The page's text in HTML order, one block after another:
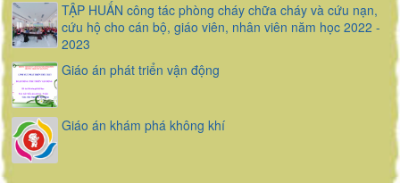
TẬP HUẤN công tác phòng cháy chữa cháy và cứu nạn,
cứu hộ cho cán bộ, giáo viên, nhân viên năm học 2022 -
2023
Giáo án phát triển vận động
Giáo án khám phá không khí